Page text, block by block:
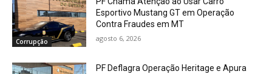
Corrupção
Esportivo Mustang GT em Operação
Contra Fraudes em MT
agosto 6, 2026
PF Deflagra Operação Heritage e Apura